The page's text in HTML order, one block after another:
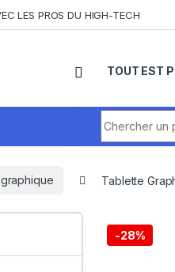
LES PROS DU HIGH-TECH
TOUT EST
Tablette
-28%